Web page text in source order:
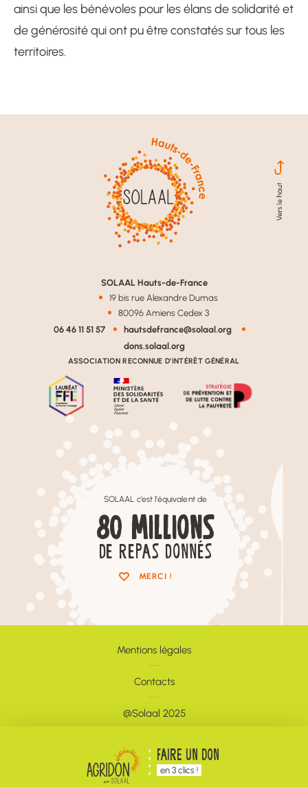
FAIRE UN DON
en 3 clics !
ainsi que les bénévoles pour les élans de solidarité et
de générosité qui ont pu être constatés sur tous les
territoires.
SOLAAL c’est l’équivalent de
80 MILLIONS
DE REPAS DONNÉS
MERCI !
SOLAAL Hauts-de-France
19 bis rue Alexandre Dumas
80096 Amiens Cedex 3
06 46 11 51 57
hautsdefrance@solaal.org
dons.solaal.org
ASSOCIATION RECONNUE D’INTÉRÊT GÉNÉRAL
Mentions légales
Contacts
@Solaal 2025